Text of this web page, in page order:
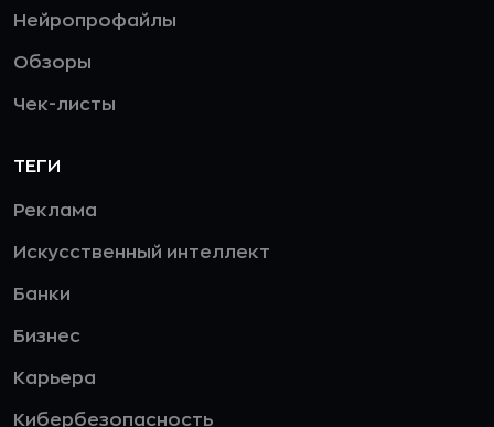
Нейропрофайлы
Обзоры
Чек-листы
ТЕГИ
Реклама
Искусственный интеллект
Банки
Бизнес
Карьера
Кибербезопасность